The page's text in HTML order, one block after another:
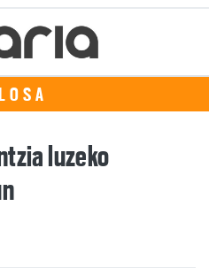
luzeko